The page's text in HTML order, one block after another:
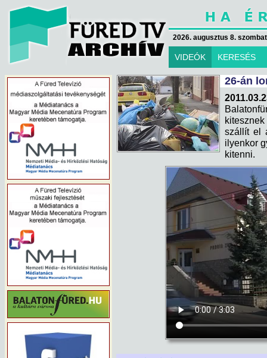
2026. augusztus 8.
VIDEÓK KERESÉS
26-án
szállít el
ilyenkor
kitenni.